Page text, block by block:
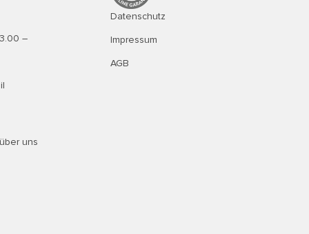
–
uns
Datenschutz
Impressum
AGB